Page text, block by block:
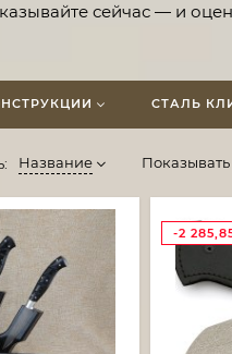
сейчас — и
СТАЛЬ
Название Показывать
-2